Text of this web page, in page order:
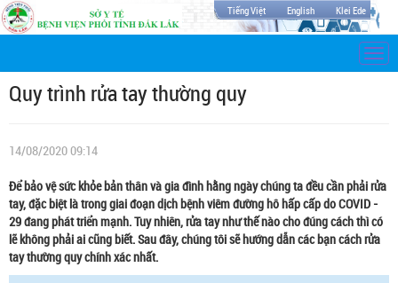
Tiếng Việt English Klei Ede
Quy trình rửa tay thường quy
14/08/2020 09:14
Để bảo vệ sức khỏe bản thân và gia đình hằng ngày chúng ta đều cần phải rửa
tay, đặc biệt là trong giai đoạn dịch bệnh viêm đường hô hấp cấp do COVID -
29 đang phát triển mạnh. Tuy nhiên, rửa tay như thế nào cho đúng cách thì có
lẽ không phải ai cũng biết. Sau đây, chúng tôi sẽ hướng dẫn các bạn cách rửa
tay thường quy chính xác nhất.